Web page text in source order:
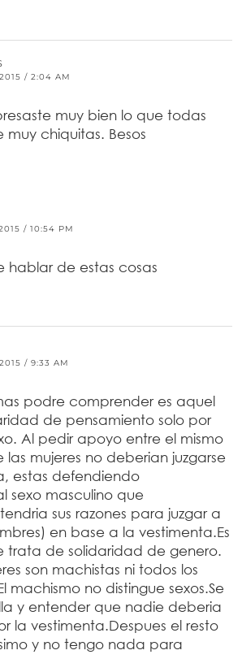
/ 2:04 AM
muy bien lo que todas
muy chiquitas. Besos
/ 10:54 PM
hablar de estas cosas
/ 9:33 AM
podre comprender es aquel
de pensamiento solo por
Al pedir apoyo entre el mismo
mujeres no deberian juzgarse
estas defendiendo
sexo masculino que
sus razones para juzgar a
en base a la vestimenta.Es
trata de solidaridad de genero.
son machistas ni todos los
machismo no distingue sexos.Se
y entender que nadie deberia
la vestimenta.Despues el resto
y no tengo nada para